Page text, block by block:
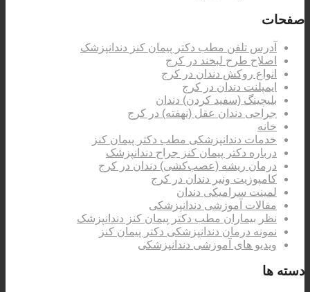
صفحات
آدرس تلفن مطب دکتر پیمان کنز دندانپزشک
اصلاح طرح لبخند در کرج
انواع روکش دندان در کرج
ایمپلنت دندان در کرج
بلیچینگ (سفید کردن) دندان
جراحی دندان عقل (نهفته) در کرج
خانه
خدمات دندانپزشکی مطب دکتر پیمان کنز
درباره دکتر پیمان کنز جراح دندانپزشک
درمان ریشه (عصب‌کشی) دندان در کرج
کامپوزیت ونیر دندان در کرج
لمینت سرامیکی دندان
مقالات آموزشی دندانپزشکی
نظر بیماران مطب دکتر پیمان کنز دندانپزشک
نمونه درمان دندانپزشکی دکتر پیمان کنز
ویدیو های آموزشی دندانپزشکی
دسته ها